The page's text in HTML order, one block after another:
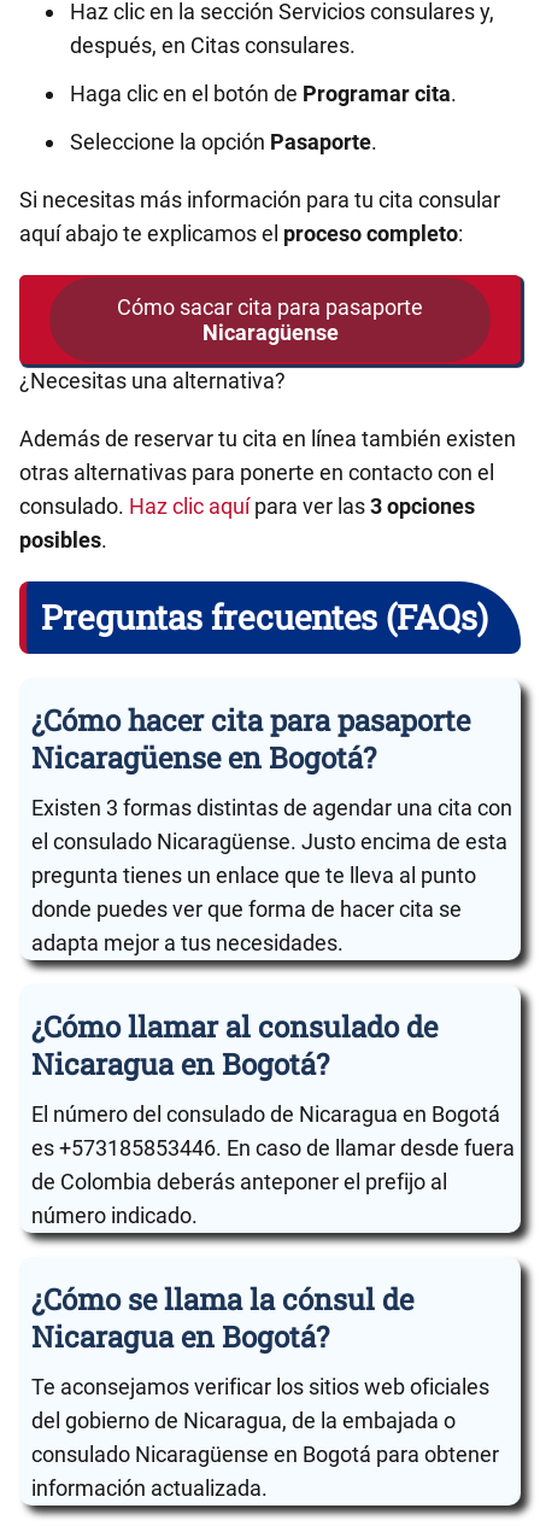
Haz clic en la sección Servicios consulares y,
después, en Citas consulares.
Haga clic en el botón de Programar cita.
Seleccione la opción Pasaporte.
Si necesitas más información para tu cita consular
aquí abajo te explicamos el proceso completo:
Cómo sacar cita para pasaporte
Nicaragüense
¿Necesitas una alternativa?
Además de reservar tu cita en línea también existen
otras alternativas para ponerte en contacto con el
consulado. Haz clic aquípara ver las3 opciones
posibles.
Preguntas frecuentes (FAQs)
¿Cómo hacer cita para pasaporte
Nicaragüense en Bogotá?
Existen 3 formas distintas de agendar una cita con
el consulado Nicaragüense. Justo encima de esta
pregunta tienes un enlace que te lleva al punto
donde puedes ver que forma de hacer cita se
adapta mejor a tus necesidades.
¿Cómo llamar al consulado de
Nicaragua en Bogotá?
El número del consulado de Nicaragua en Bogotá
es +573185853446. En caso de llamar desde fuera
de Colombia deberás anteponer el prefijo al
número indicado.
¿Cómo se llama la cónsul de
Nicaragua en Bogotá?
Te aconsejamos verificar los sitios web oficiales
del gobierno de Nicaragua, de la embajada o
consulado Nicaragüense en Bogotá para obtener
información actualizada.